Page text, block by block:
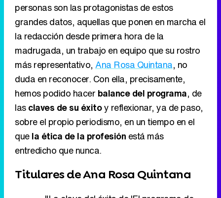
personas son las protagonistas de estos
grandes datos, aquellas que ponen en marcha el
la redacción desde primera hora de la
madrugada, un trabajo en equipo que su rostro
más representativo, Ana Rosa Quintana, no
duda en reconocer. Con ella, precisamente,
hemos podido hacer balance del programa, de
lasclaves de su éxitoy reflexionar, ya de paso,
sobre el propio periodismo, en un tiempo en el
quela ética de la profesión está más
entredicho que nunca.
Titulares de Ana Rosa Quintana